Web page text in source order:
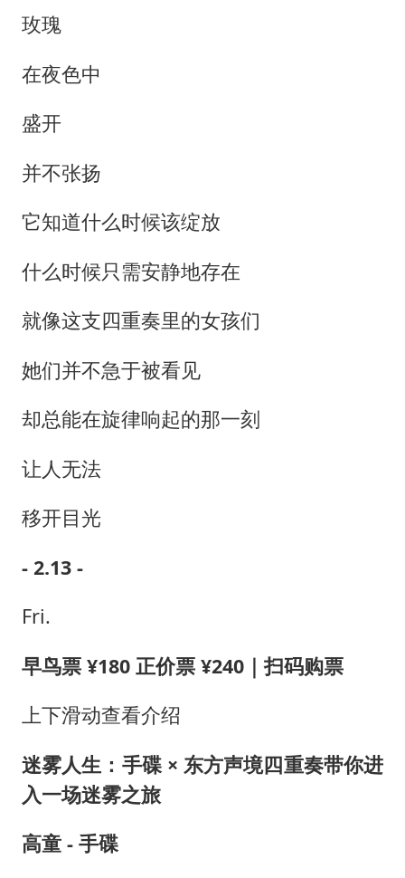
玫瑰
在夜色中
盛开
并不张扬
它知道什么时候该绽放
什么时候只需安静地存在
就像这支四重奏里的女孩们
她们并不急于被看见
却总能在旋律响起的那一刻
让人无法
移开目光
- 2.13 -
Fri.
早鸟票 ¥180 正价票 ¥240｜扫码购票
上下滑动查看介绍
迷雾人生：手碟 × 东方声境四重奏带你进
入一场迷雾之旅
高童 - 手碟